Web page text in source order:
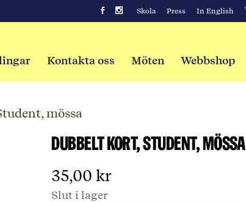
Skola Press In English
Kontakta oss Möten Webbshop
mössa
Dubbelt kort, Student, mössa
35,00kr
Slut i lager